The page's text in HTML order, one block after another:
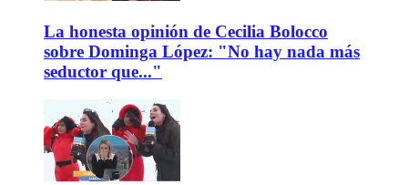
La honesta opinión de Cecilia Bolocco
sobre Dominga López: "No hay nada más
seductor que..."